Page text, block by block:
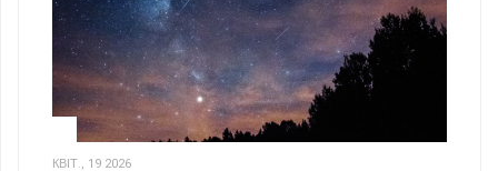
КВІТ., 19 2026